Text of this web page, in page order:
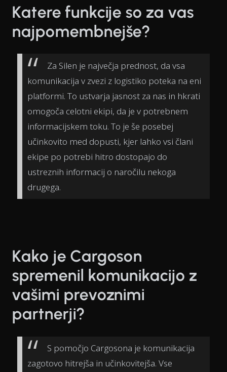
Katere funkcije so za vas
najpomembnejše?
Za Silen je največja prednost, da vsa
komunikacija v zvezi z logistiko poteka na eni
platformi. To ustvarja jasnost za nas in hkrati
omogoča celotni ekipi, da je v potrebnem
informacijskem toku. To je še posebej
učinkovito med dopusti, kjer lahko vsi člani
ekipe po potrebi hitro dostopajo do
ustreznih informacij o naročilu nekoga
drugega.
Kako je Cargoson
spremenil komunikacijo z
vašimi prevoznimi
partnerji?
S pomočjo Cargosona je komunikacija
zagotovo hitrejša in učinkovitejša. Vse